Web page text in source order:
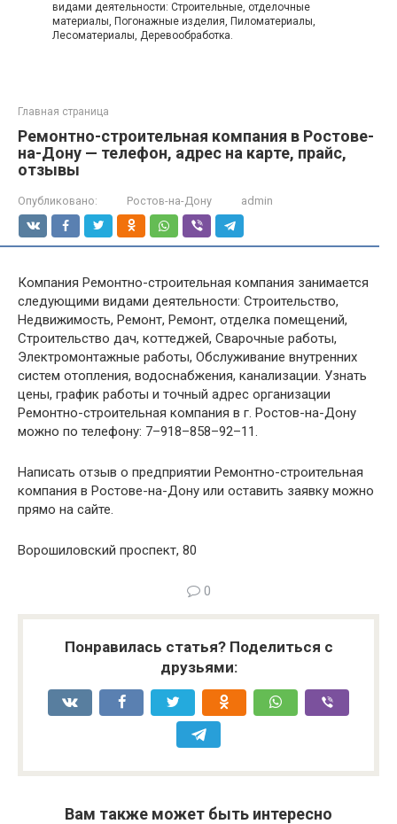
видами деятельности: Строительные, отделочные
материалы, Погонажные изделия, Пиломатериалы,
Лесоматериалы, Деревообработка.
Главная страница
Ремонтно-строительная компания в Ростове-
на-Дону — телефон, адрес на карте, прайс,
отзывы
Опубликовано: Ростов-на-Дону admin
Компания Ремонтно-строительная компания занимается
следующими видами деятельности: Строительство,
Недвижимость, Ремонт, Ремонт, отделка помещений,
Строительство дач, коттеджей, Сварочные работы,
Электромонтажные работы, Обслуживание внутренних
систем отопления, водоснабжения, канализации. Узнать
цены, график работы и точный адрес организации
Ремонтно-строительная компания в г. Ростов-на-Дону
можно по телефону: 7–918–858–92–11.
Написать отзыв о предприятии Ремонтно-строительная
компания в Ростове-на-Дону или оставить заявку можно
прямо на сайте.
Ворошиловский проспект, 80
0
Понравилась статья? Поделиться с
друзьями:
Вам также может быть интересно